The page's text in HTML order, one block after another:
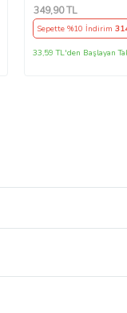
349,90 TL
Sepette %10 İndirim
33,59 TL'den Başlayan